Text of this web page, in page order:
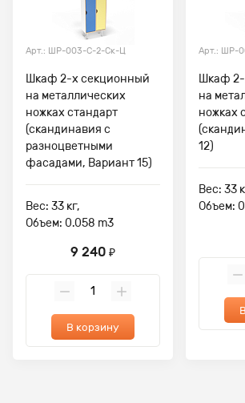
Арт.: ШР-003-С-2-Ск-Ц
Шкаф 2-х секционный
на металлических
ножках стандарт
(скандинавия с
разноцветными
фасадами, Вариант 15)
Вес: 33 кг,
Объем: 0.058 m3
9 240 ₽
В корзину
Арт.: ШР-
Шкаф
на
ножках
12)
Вес: 33
Объем: